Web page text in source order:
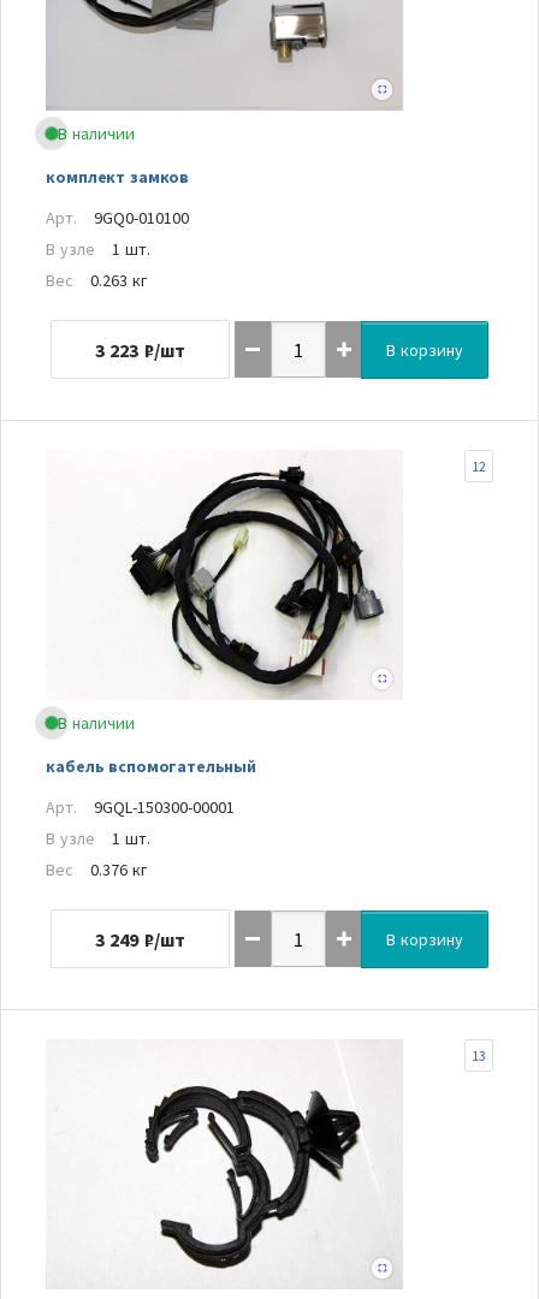
В наличии
комплект замков
Арт.
9GQ0-010100
В узле
1 шт.
Вес
0.263 кг
3 223 ₽/шт В корзину
В наличии
кабель вспомогательный
12
Арт.
9GQL-150300-00001
В узле
1 шт.
Вес
0.376 кг
3 249 ₽/шт В корзину
13